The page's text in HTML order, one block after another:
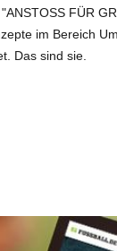
FÜR
im Bereich
Das sind sie.